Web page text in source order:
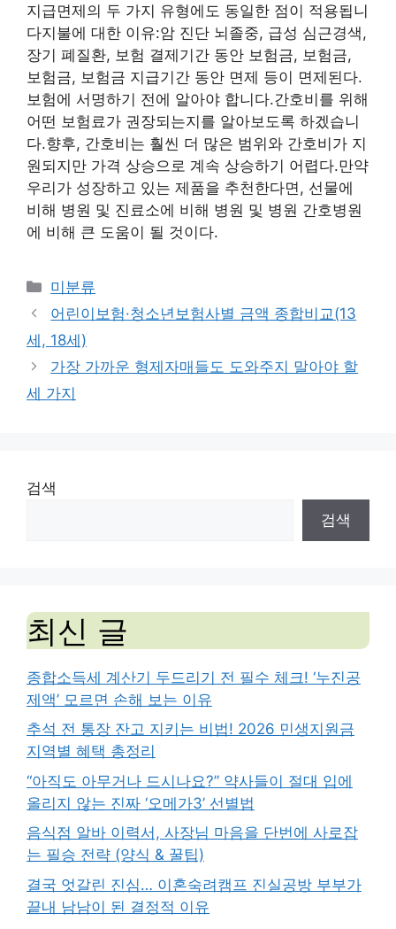
지급면제의 두 가지 유형에도 동일한 점이 적용됩니
다지불에 대한 이유:암 진단 뇌졸중, 급성 심근경색,
장기 폐질환, 보험 결제기간 동안 보험금, 보험금,
보험금, 보험금 지급기간 동안 면제 등이 면제된다.
보험에 서명하기 전에 알아야 합니다.간호비를 위해
어떤 보험료가 권장되는지를 알아보도록 하겠습니
다.향후, 간호비는 훨씬 더 많은 범위와 간호비가 지
원되지만 가격 상승으로 계속 상승하기 어렵다.만약
우리가 성장하고 있는 제품을 추천한다면, 선물에
비해 병원 및 진료소에 비해 병원 및 병원 간호병원
에 비해 큰 도움이 될 것이다.
Categories
미분류
어린이보험·청소년보험사별 금액 종합비교(13
세, 18세)
가장 가까운 형제자매들도 도와주지 말아야 할
세 가지
검색
검색
최신 글
종합소득세 계산기 두드리기 전 필수 체크! ‘누진공
제액’ 모르면 손해 보는 이유
추석 전 통장 잔고 지키는 비법! 2026 민생지원금
지역별 혜택 총정리
“아직도 아무거나 드시나요?” 약사들이 절대 입에
올리지 않는 진짜 ‘오메가3’ 선별법
음식점 알바 이력서, 사장님 마음을 단번에 사로잡
는 필승 전략 (양식 & 꿀팁)
결국 엇갈린 진심… 이혼숙려캠프 진실공방 부부가
끝내 남남이 된 결정적 이유